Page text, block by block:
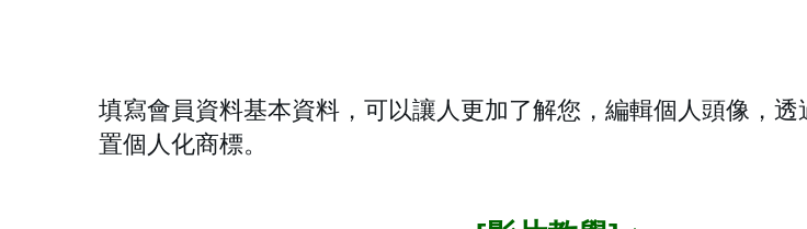
填寫會員資料基本資料，可以讓人更加了解您，編輯個人頭像，
置個人化商標。